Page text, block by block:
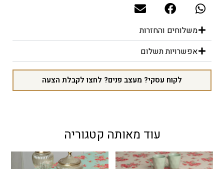
משלוחים והחזרות
אפשרויות תשלום
לקוח עסקי? מעצב פנים? לחצו לקבלת הצעה
עוד מאותה קטגוריה